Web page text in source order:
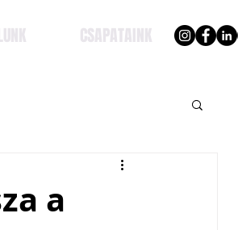
CSAPATAINK
a